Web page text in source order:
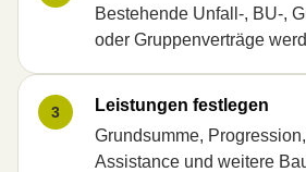
Bestehende Unfall-, BU-,
oder Gruppenverträge
3
Leistungen festlegen
Grundsumme,
Assistance und weitere